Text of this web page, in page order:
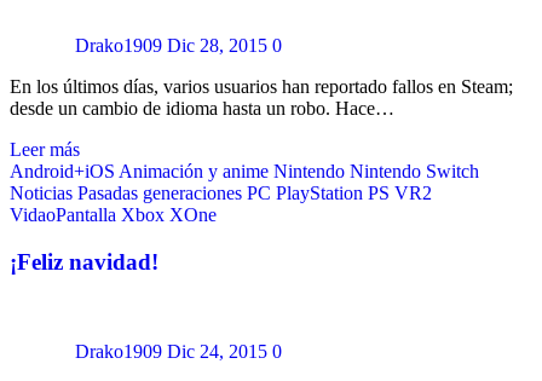
Drako1909 Dic 28, 2015 0
En los últimos días, varios usuarios han reportado fallos en Steam;
desde un cambio de idioma hasta un robo. Hace…
Leer más
Android+iOS Animación y anime Nintendo Nintendo Switch
Noticias Pasadas generaciones PC PlayStation PS VR2
VidaoPantalla Xbox XOne
¡Feliz navidad!
Drako1909 Dic 24, 2015 0